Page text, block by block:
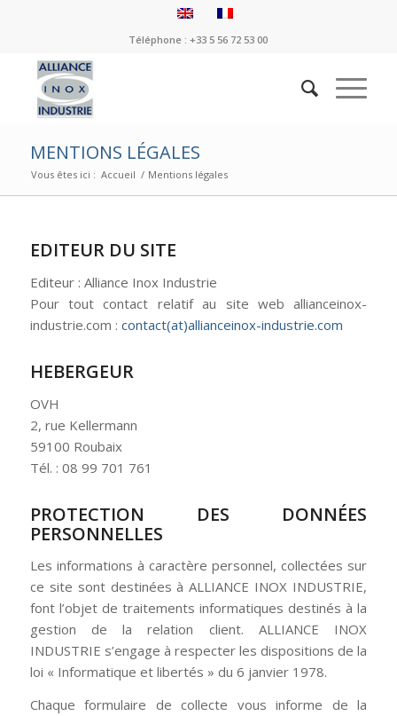
Téléphone : +33 5 56 72 53 00
MENTIONS LÉGALES
Vous êtes ici : Accueil / Mentions légales
EDITEUR DU SITE
Editeur : Alliance Inox Industrie
Pour tout contact relatif au site web allianceinox-
industrie.com : contact(at)allianceinox-industrie.com
HEBERGEUR
OVH
2, rue Kellermann
59100 Roubaix
Tél. : 08 99 701 761
PROTECTION DES DONNÉES
PERSONNELLES
Les informations à caractère personnel, collectées sur
ce site sont destinées à ALLIANCE INOX INDUSTRIE,
font l’objet de traitements informatiques destinés à la
gestion de la relation client. ALLIANCE INOX
INDUSTRIE s’engage à respecter les dispositions de la
loi « Informatique et libertés » du 6 janvier 1978.
Chaque formulaire de collecte vous informe de la